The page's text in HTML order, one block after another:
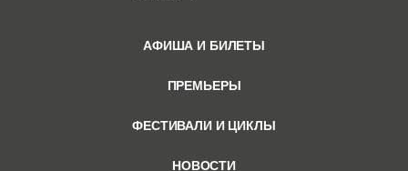
АФИША И БИЛЕТЫ
ПРЕМЬЕРЫ
ФЕСТИВАЛИ И ЦИКЛЫ
НОВОСТИ